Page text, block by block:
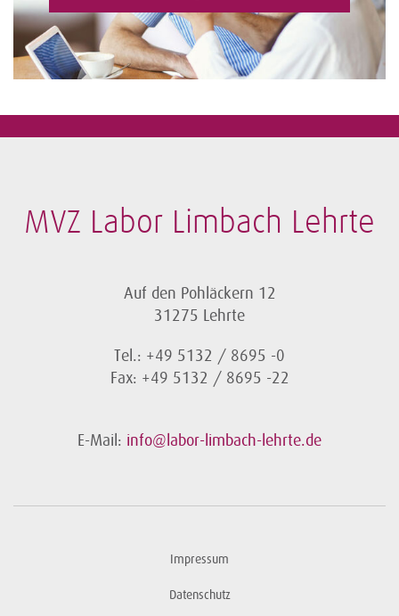
MVZ Labor Limbach Lehrte
Auf den Pohläckern 12
31275 Lehrte
Tel.: +49 5132 / 8695 -0
Fax: +49 5132 / 8695 -22
E-Mail: info@labor-limbach-lehrte.de
Impressum
Datenschutz